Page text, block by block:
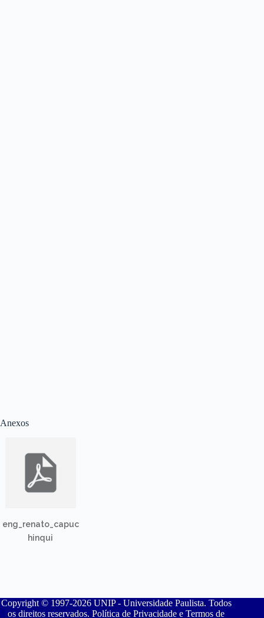
Anexos
eng_renato_capuc
hinqui
Copyright © 1997-2026 UNIP - Universidade Paulista. Todos
os direitos reservados. Política de Privacidade e Termos de